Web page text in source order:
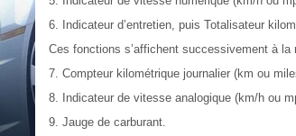
6. Indicateur d’entretien, puis Totalisateur
Ces fonctions s’affichent successivement à la
7. Compteur kilométrique journalier (km ou
8. Indicateur de vitesse analogique (km/h ou
9. Jauge de carburant.